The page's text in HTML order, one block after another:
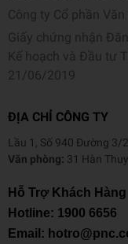
Công ty Cổ phần
Giấy chứng nhận
Kế hoạch và Đầu tư
21/06/2019
ĐỊA CHỈ CÔNG TY
Lầu 1, Số 940 Đường 3/
Văn phòng: 31 Hàn
Hỗ Trợ Khách Hàng
Hotline: 1900 6656
Email: